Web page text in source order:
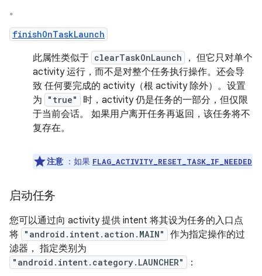
。
finishOnTaskLaunch
此属性类似于 clearTaskOnLaunch
， 但它只对单个
activity 运行，而不是对整个任务执行操作。还会导
致 任何要完成的 activity（根 activity 除外）。设置
为
"true"
时，activity 仍是任务的一部分，但仅限
于当前会话。 如果用户离开任务再返回，该任务将不
复存在。
注意 ：如果 FLAG_ACTIVITY_RESET_TASK_IF_NEEDED
启动任务
您可以通过向 activity 提供 intent 将其设为任务的入口点
将 "android.intent.action.MAIN"
作为指定操作的过
滤器， 指定类别为
"android.intent.category.LAUNCHER" ：